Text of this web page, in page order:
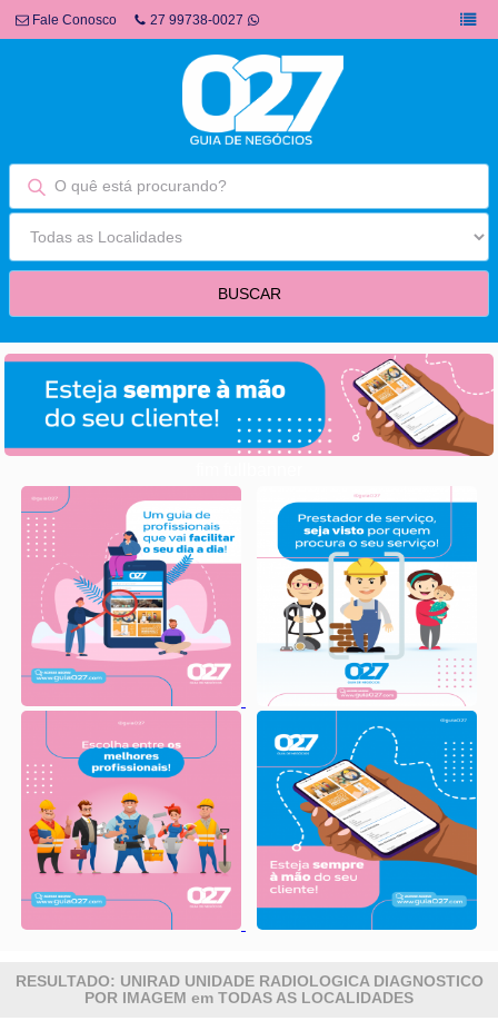
Fale Conosco 27 99738-0027
RESULTADO: UNIRAD UNIDADE RADIOLOGICA DIAGNOSTICO
POR IMAGEM em TODAS AS LOCALIDADES